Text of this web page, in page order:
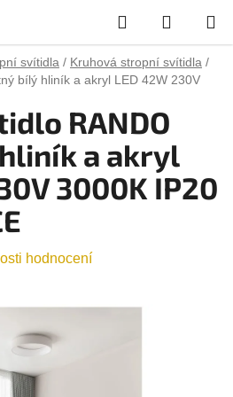
Hledat
KOŠÍK
svítidla / Kruhová stropní svítidla /
bílý hliník a akryl LED 42W 230V
RANDO
a akryl
3000K IP20
hodnocení